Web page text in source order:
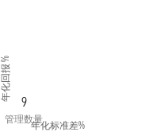
9
管理数量
年化回报 %
年化标准差%